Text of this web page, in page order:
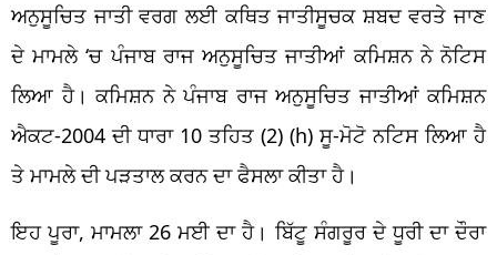
ਅਨੁਸੂਚਿਤ ਜਾਤੀ ਵਰਗ ਲਈ ਕਥਿਤ ਜਾਤੀਸੂਚਕ ਸ਼ਬਦ ਵਰਤੇ ਜਾਣ
ਦੇ ਮਾਮਲੇ ‘ਚ ਪੰਜਾਬ ਰਾਜ ਅਨੁਸੂਚਿਤ ਜਾਤੀਆਂ ਕਮਿਸ਼ਨ ਨੇ ਨੋਟਿਸ
ਲਿਆ ਹੈ। ਕਮਿਸ਼ਨ ਨੇ ਪੰਜਾਬ ਰਾਜ ਅਨੁਸੂਚਿਤ ਜਾਤੀਆਂ ਕਮਿਸ਼ਨ
ਐਕਟ-2004 ਦੀ ਧਾਰਾ 10 ਤਹਿਤ (2) (h) ਸੂ-ਮੋਟੋ ਨਟਿਸ ਲਿਆ ਹੈ
ਤੇ ਮਾਮਲੇ ਦੀ ਪੜਤਾਲ ਕਰਨ ਦਾ ਫੈਸਲਾ ਕੀਤਾ ਹੈ।
ਇਹ ਪੂਰਾ, ਮਾਮਲਾ 26 ਮਈ ਦਾ ਹੈ। ਬਿੱਟੂ ਸੰਗਰੂਰ ਦੇ ਧੂਰੀ ਦਾ ਦੌਰਾ